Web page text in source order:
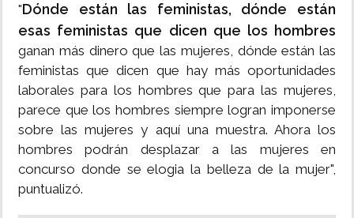
"Dónde están las feministas, dónde están
esas feministas que dicen que los hombres
ganan más dinero que las mujeres, dónde están las
feministas que dicen que hay más oportunidades
laborales para los hombres que para las mujeres,
parece que los hombres siempre logran imponerse
sobre las mujeres y aquí una muestra. Ahora los
hombres podrán desplazar a las mujeres en
concurso donde se elogia la belleza de la mujer",
puntualizó.